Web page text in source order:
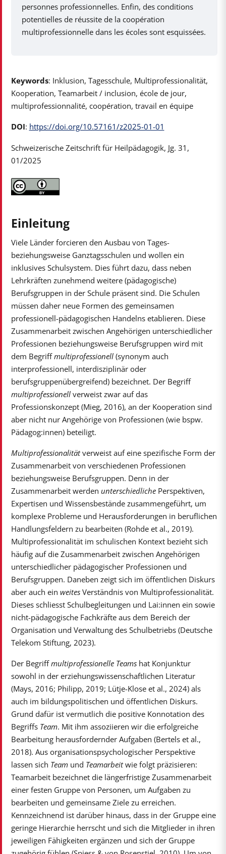
personnes professionnelles. Enfin, des conditions
potentielles de réussite de la coopération
multiprofessionnelle dans les écoles sont esquissées.
Keywords: Inklusion, Tagesschule, Multiprofessionalität,
Kooperation, Teamarbeit / inclusion, école de jour,
multiprofessionnalité, coopération, travail en équipe
DOI: https://doi.org/10.57161/z2025-01-01
Schweizerische Zeitschrift für Heilpädagogik, Jg. 31,
01/2025
Einleitung
Viele Länder forcieren den Ausbau von Tages-
beziehungsweise Ganztagsschulen und wollen ein
inklusives Schulsystem. Dies führt dazu, dass neben
Lehrkräften zunehmend weitere (pädagogische)
Berufsgruppen in der Schule präsent sind. Die Schulen
müssen daher neue Formen des gemeinsamen
professionell-pädagogischen Handelns etablieren. Diese
Zusammenarbeit zwischen Angehörigen unterschiedlicher
Professionen beziehungsweise Berufsgruppen wird mit
dem Begriffmultiprofessionell(synonym auch
interprofessionell, interdisziplinär oder
berufsgruppenübergreifend) bezeichnet. Der Begriff
multiprofessionellverweist zwar auf das
Professionskonzept (Mieg, 2016), an der Kooperation sind
aber nicht nur Angehörige von Professionen (wie bspw.
Pädagog:innen) beteiligt.
Multiprofessionalitätverweist auf eine spezifische Form der
Zusammenarbeit von verschiedenen Professionen
beziehungsweise Berufsgruppen. Denn in der
Zusammenarbeit werden unterschiedlichePerspektiven,
Expertisen und Wissensbestände zusammengeführt, um
komplexe Probleme und Herausforderungen in beruflichen
Handlungsfeldern zu bearbeiten (Rohde et al., 2019).
Multiprofessionalität im schulischen Kontext bezieht sich
häufig auf die Zusammenarbeit zwischen Angehörigen
unterschiedlicher pädagogischer Professionen und
Berufsgruppen. Daneben zeigt sich im öffentlichen Diskurs
aber auch ein weitesVerständnis von Multiprofessionalität.
Dieses schliesst Schulbegleitungen und Lai:innen ein sowie
nicht-pädagogische Fachkräfte aus dem Bereich der
Organisation und Verwaltung des Schulbetriebs (Deutsche
Telekom Stiftung, 2023).
Der Begriffmultiprofessionelle Teamshat Konjunktur
sowohl in der erziehungswissenschaftlichen Literatur
(Mays, 2016; Philipp, 2019; Lütje-Klose et al., 2024) als
auch im bildungspolitischen und öffentlichen Diskurs.
Grund dafür ist vermutlich die positive Konnotation des
Begriffs Team. Mit ihm assoziieren wir die erfolgreiche
Bearbeitung herausfordernder Aufgaben (Bertels et al.,
2018). Aus organisationspsychologischer Perspektive
lassen sich Teamund Teamarbeitwie folgt präzisieren:
Teamarbeit bezeichnet die längerfristige Zusammenarbeit
einer festen Gruppe von Personen, um Aufgaben zu
bearbeiten und gemeinsame Ziele zu erreichen.
Kennzeichnend ist darüber hinaus, dass in der Gruppe eine
geringe Hierarchie herrscht und sich die Mitglieder in ihren
jeweiligen Fähigkeiten ergänzen und sich der Gruppe